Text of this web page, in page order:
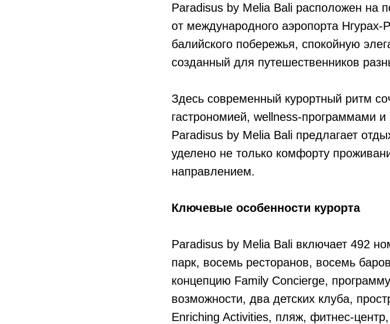
Paradisus by Melia Bali расположен на
от международного аэропорта Нгурах-
балийского побережья, спокойную
созданный для путешественников
Здесь современный курортный ритм
гастрономией, wellness-программами
Paradisus by Melia Bali предлагает
уделено не только комфорту
направлением.
Ключевые особенности курорта
Paradisus by Melia Bali включает 492
парк, восемь ресторанов, восемь
концепцию Family Concierge,
возможности, два детских клуба,
Enriching Activities, пляж, фитнес-